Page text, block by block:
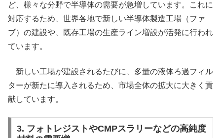
ど、様々な分野で半導体の需要が急増しています。これに
対応するため、世界各地で新しい半導体製造工場（ファ
ブ）の建設や、既存工場の生産ライン増設が活発に行われ
ています。
新しい工場が建設されるたびに、多量の液体ろ過フィル
ターが新たに導入されるため、市場全体の拡大に大きく貢
献しています。
3. フォトレジストやCMPスラリーなどの高純度